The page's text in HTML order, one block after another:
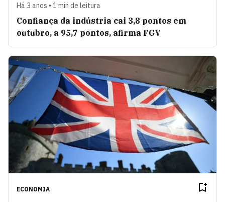
Há 3 anos • 1 min de leitura
Confiança da indústria cai 3,8 pontos em
outubro, a 95,7 pontos, afirma FGV
ECONOMIA